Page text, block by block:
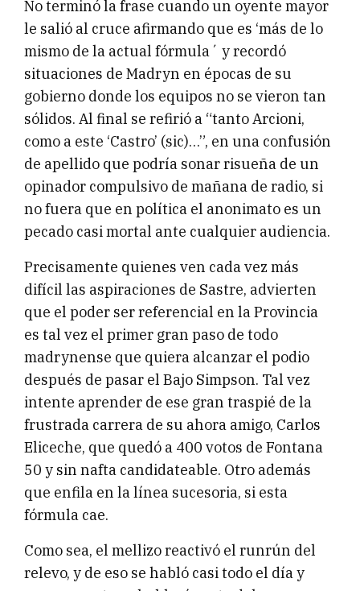
No terminó la frase cuando un oyente mayor
le salió al cruce afirmando que es ‘más de lo
mismo de la actual fórmula´ y recordó
situaciones de Madryn en épocas de su
gobierno donde los equipos no se vieron tan
sólidos. Al final se refirió a “tanto Arcioni,
como a este ‘Castro’ (sic)…”, en una confusión
de apellido que podría sonar risueña de un
opinador compulsivo de mañana de radio, si
no fuera que en política el anonimato es un
pecado casi mortal ante cualquier audiencia.
Precisamente quienes ven cada vez más
difícil las aspiraciones de Sastre, advierten
que el poder ser referencial en la Provincia
es tal vez el primer gran paso de todo
madrynense que quiera alcanzar el podio
después de pasar el Bajo Simpson. Tal vez
intente aprender de ese gran traspié de la
frustrada carrera de su ahora amigo, Carlos
Eliceche, que quedó a 400 votos de Fontana
50 y sin nafta candidateable. Otro además
que enfila en la línea sucesoria, si esta
fórmula cae.
Como sea, el mellizo reactivó el runrún del
relevo, y de eso se habló casi todo el día y